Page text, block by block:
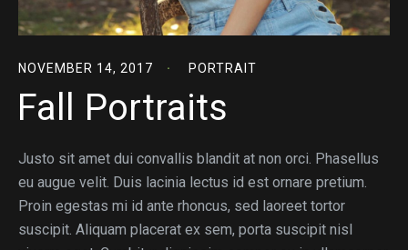
NOVEMBER 14, 2017 PORTRAIT
Fall Portraits
Justo sit amet dui convallis blandit at non orci. Phasellus
eu augue velit. Duis lacinia lectus id est ornare pretium.
Proin egestas mi id ante rhoncus, sed laoreet tortor
suscipit. Aliquam placerat ex sem, porta suscipit nisl